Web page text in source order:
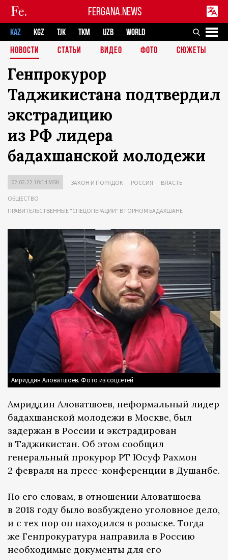
FERGANA.NEWS
KAZ KGZ TJK TKM UZB
WORLD
НОВОСТИ
СТАТЬИ ВИДЕО ФОТО СЮЖЕТЫ
Генпрокурор
Таджикистана подтвердил
экстрадицию
из РФ лидера
бадахшанской молодежи
02.02.22 10:14 MSK ЗАКОН И ПОРЯДОК РОССИЯ ВЛАСТЬ
ОБЩЕСТВО
ПРАВИТЕЛЬСТВЕННЫЕ "СПЕЦОПЕРАЦИИ" В ГОРНОМ БАДАХШАНЕ
Амриддин Аловатшоев. Фото из соцсетей
Амриддин Аловатшоев, неформальный лидер
бадахшанской молодежи в Москве, был
задержан в России и экстрадирован
в Таджикистан. Об этом сообщил
генеральный прокурор РТ Юсуф Рахмон
2 февраля на пресс-конференции в Душанбе.
По его словам, в отношении Аловатшоева
в 2018 году было возбуждено уголовное дело,
и с тех пор он находился в розыске. Тогда
же Генпрокуратура направила в Россию
необходимые документы для его